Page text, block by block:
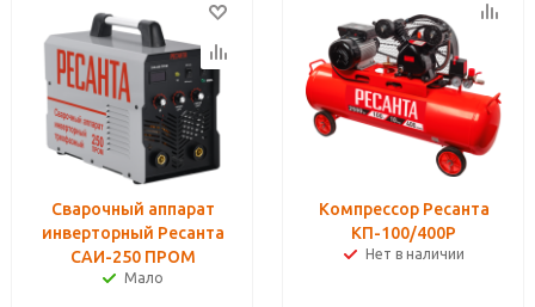
Сварочный аппарат
инверторный Ресанта
САИ-250 ПРОМ
Мало
Компрессор Ресанта
КП-100/400Р
Нет в наличии